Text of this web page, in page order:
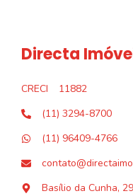
Directa
CRECI
11882
(11) 3294-8700
(11) 96409-4766
Basílio da Cunha,